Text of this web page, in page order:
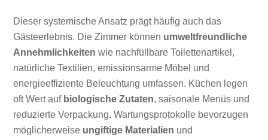
Dieser systemische Ansatz prägt häufig auch das
Gästeerlebnis. Die Zimmer können umweltfreundliche
Annehmlichkeiten wie nachfüllbare Toilettenartikel,
natürliche Textilien, emissionsarme Möbel und
energieeffiziente Beleuchtung umfassen. Küchen legen
oft Wert auf biologische Zutaten, saisonale Menüs und
reduzierte Verpackung. Wartungsprotokolle bevorzugen
möglicherweise ungiftige Materialien und